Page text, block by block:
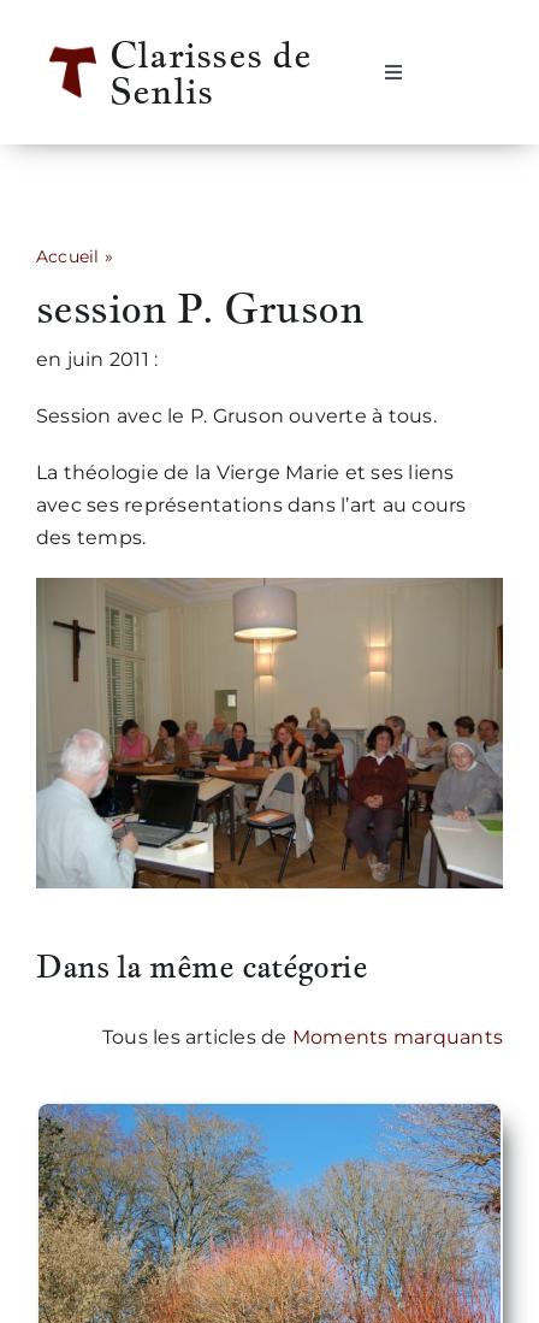
contenu
Clarisses de
Senlis
Navigation
Qui sommes-nous ?
Notre vie
Informations pratiques
Nous écrire
Accueil »
session P. Gruson
en juin 2011 :
Session avec le P. Gruson ouverte à tous.
La théologie de la Vierge Marie et ses liens
avec ses représentations dans l’art au cours
des temps.
Dans la même catégorie
Tous les articles de Moments marquants